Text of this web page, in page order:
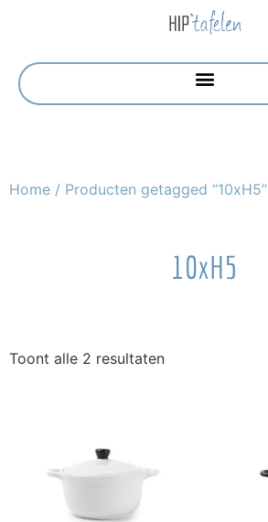
Home / Producten getagged “10xH5”
10xH5
Toont alle 2 resultaten